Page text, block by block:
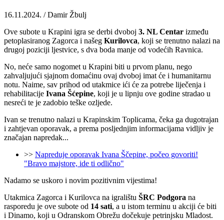
16.11.2024. / Damir Žbulj
Ove subote u Krapini igra se derbi dvoboj 3. NL Centar između
petoplasiranog Zagorca i našeg Kurilovca, koji se trenutno nalazi na
drugoj poziciji ljestvice, s dva boda manje od vodećih Ravnica.
No, neće samo nogomet u Krapini biti u prvom planu, nego
zahvaljujući sjajnom domaćinu ovaj dvoboj imat će i humanitarnu
notu. Naime, sav prihod od utakmice ići će za potrebe liječenja i
rehabilitacije Ivana Šćepine, koji je u lipnju ove godine stradao u
nesreći te je zadobio teške ozljede.
Ivan se trenutno nalazi u Krapinskim Toplicama, čeka ga dugotrajan
i zahtjevan oporavak, a prema posljednjim informacijama vidljiv je
značajan napredak...
>> Napreduje oporavak Ivana Ščepine, počeo govoriti!
"Bravo majstore, ide ti odlično"
Nadamo se uskoro i novim pozitivnim vijestima!
Utakmica Zagorca i Kurilovca na igralištu ŠRC Podgora na
rasporedu je ove subote od 14 sati, a u istom terminu u akciji će biti
i Dinamo, koji u Odranskom Obrežu dočekuje petrinjsku Mladost.